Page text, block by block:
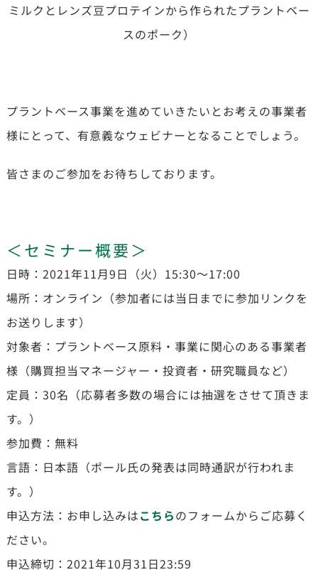
ミルクとレンズ豆プロテインから作られたプラントベー
スのポーク）
プラントベース事業を進めていきたいとお考えの事業者
様にとって、有意義なウェビナーとなることでしょう。
皆さまのご参加をお待ちしております。
＜セミナー概要＞
日時：2021年11月9日（火）15:30～17:00
場所：オンライン（参加者には当日までに参加リンクを
お送りします）
対象者：プラントベース原料・事業に関心のある事業者
様（購買担当マネージャー・投資者・研究職員など）
定員：30名（応募者多数の場合には抽選をさせて頂きま
す。）
参加費：無料
言語：日本語（ポール氏の発表は同時通訳が行われま
す。）
申込方法：お申し込みはこちらのフォームからご応募く
ださい。
申込締切：2021年10月31日23:59